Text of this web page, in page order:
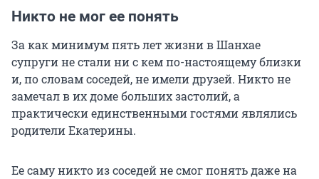
Никто не мог ее понять
За как минимум пять лет жизни в Шанхае
супруги не стали ни с кем по-настоящему близки
и, по словам соседей, не имели друзей. Никто не
замечал в их доме больших застолий, а
практически единственными гостями являлись
родители Екатерины.
Ее саму никто из соседей не смог понять даже на